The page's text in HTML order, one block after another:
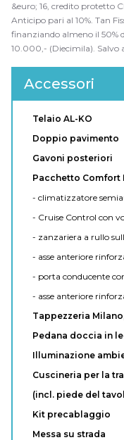
&euro; 16, credito protetto
Anticipo pari al 10%. Tan
finanziando almeno il 50%
10.000,- (Diecimila). Salvo
Accessori
Telaio AL-KO
Doppio pavimento
Gavoni posteriori
Pacchetto Comfort
- climatizzatore
- Cruise Control con
- zanzariera a rullo
- asse anteriore
- porta conducente
- asse anteriore
Tappezzeria
Pedana doccia in
Illuminazione
Cuscineria per la
(incl. piede del
Kit precablaggio
Messa su strada